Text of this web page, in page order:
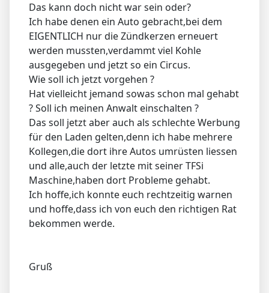
Das kann doch nicht war sein oder?
Ich habe denen ein Auto gebracht,bei dem
EIGENTLICH nur die Zündkerzen erneuert
werden mussten,verdammt viel Kohle
ausgegeben und jetzt so ein Circus.
Wie soll ich jetzt vorgehen ?
Hat vielleicht jemand sowas schon mal gehabt
? Soll ich meinen Anwalt einschalten ?
Das soll jetzt aber auch als schlechte Werbung
für den Laden gelten,denn ich habe mehrere
Kollegen,die dort ihre Autos umrüsten liessen
und alle,auch der letzte mit seiner TFSi
Maschine,haben dort Probleme gehabt.
Ich hoffe,ich konnte euch rechtzeitig warnen
und hoffe,dass ich von euch den richtigen Rat
bekommen werde.
Gruß